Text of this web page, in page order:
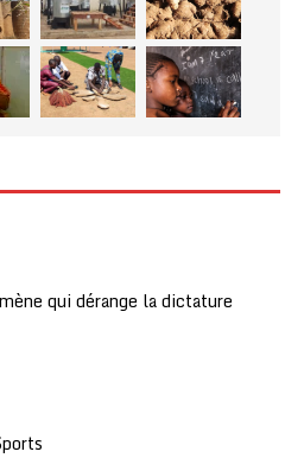
qui dérange la dictature